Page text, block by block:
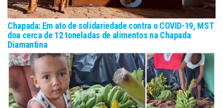
Chapada: Em ato de solidariedade contra o COVID-19, MST
doa cerca de 12 toneladas de alimentos na Chapada
Diamantina